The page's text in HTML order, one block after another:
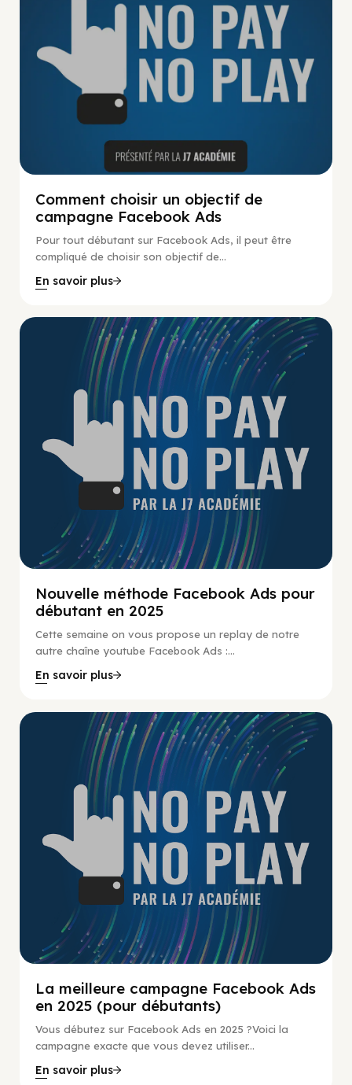
Comment choisir un objectif de
campagne Facebook Ads
Pour tout débutant sur Facebook Ads, il peut être
compliqué de choisir son objectif de...
En savoir plus
No Pay No Play
Nouvelle méthode Facebook Ads pour
débutant en 2025
Cette semaine on vous propose un replay de notre
autre chaîne youtube Facebook Ads :...
En savoir plus
No Pay No Play
La meilleure campagne Facebook Ads
en 2025 (pour débutants)
Vous débutez sur Facebook Ads en 2025 ?Voici la
campagne exacte que vous devez utiliser...
En savoir plus